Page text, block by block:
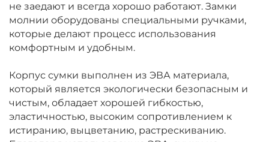
не заедают и всегда хорошо работают. Замки
молнии оборудованы специальными ручками,
которые делают процесс использования
комфортным и удобным.
Корпус сумки выполнен из ЭВА материала,
который является экологически безопасным и
чистым, обладает хорошей гибкостью,
эластичностью, высоким сопротивлением к
истиранию, выцветанию, растрескиванию.